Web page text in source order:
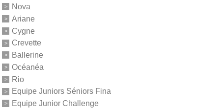
Nova
Ariane
Cygne
Crevette
Ballerine
Océanéa
Rio
Equipe Juniors Séniors Fina
Equipe Junior Challenge